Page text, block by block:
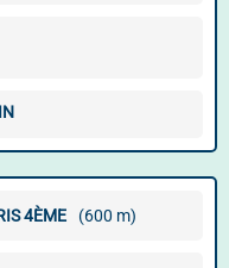
4ÈME (600 m)